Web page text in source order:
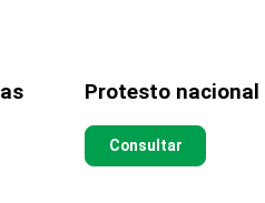
Protesto nacional
Consultar